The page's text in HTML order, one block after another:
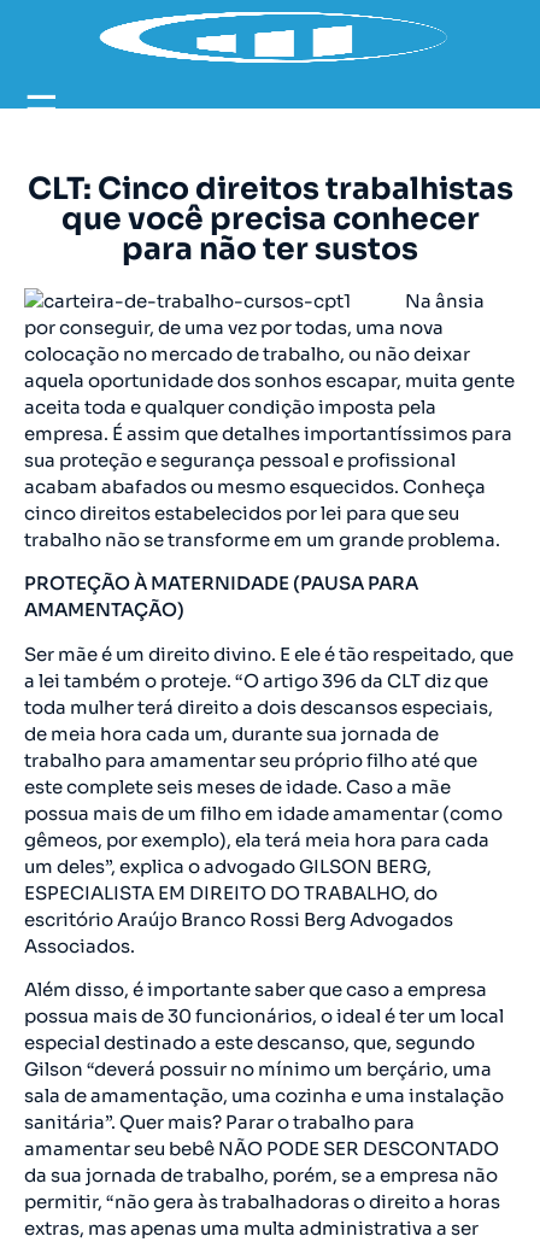
☰
CLT: Cinco direitos trabalhistas
que você precisa conhecer
para não ter sustos
Na ânsia
por conseguir, de uma vez por todas, uma nova
colocação no mercado de trabalho, ou não deixar
aquela oportunidade dos sonhos escapar, muita gente
aceita toda e qualquer condição imposta pela
empresa. É assim que detalhes importantíssimos para
sua proteção e segurança pessoal e profissional
acabam abafados ou mesmo esquecidos. Conheça
cinco direitos estabelecidos por lei para que seu
trabalho não se transforme em um grande problema.
PROTEÇÃO À MATERNIDADE (PAUSA PARA
AMAMENTAÇÃO)
Ser mãe é um direito divino. E ele é tão respeitado, que
a lei também o proteje. “O artigo 396 da CLT diz que
toda mulher terá direito a dois descansos especiais,
de meia hora cada um, durante sua jornada de
trabalho para amamentar seu próprio filho até que
este complete seis meses de idade. Caso a mãe
possua mais de um filho em idade amamentar (como
gêmeos, por exemplo), ela terá meia hora para cada
um deles”, explica o advogado GILSON BERG,
ESPECIALISTA EM DIREITO DO TRABALHO, do
escritório Araújo Branco Rossi Berg Advogados
Associados.
Além disso, é importante saber que caso a empresa
possua mais de 30 funcionários, o ideal é ter um local
especial destinado a este descanso, que, segundo
Gilson “deverá possuir no mínimo um berçário, uma
sala de amamentação, uma cozinha e uma instalação
sanitária”. Quer mais? Parar o trabalho para
amamentar seu bebê NÃO PODE SER DESCONTADO
da sua jornada de trabalho, porém, se a empresa não
permitir, “não gera às trabalhadoras o direito a horas
extras, mas apenas uma multa administrativa a ser